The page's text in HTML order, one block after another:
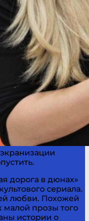
дорога в дюнах»
сериала.
любви. Похожей
малой прозы того
истории о